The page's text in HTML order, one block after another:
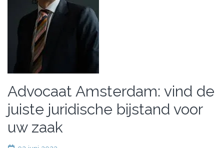
Advocaat Amsterdam: vind de
juiste juridische bijstand voor
uw zaak